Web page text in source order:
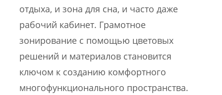
отдыха, и зона для сна, и часто даже
рабочий кабинет. Грамотное
зонирование с помощью цветовых
решений и материалов становится
ключом к созданию комфортного
многофункционального пространства.